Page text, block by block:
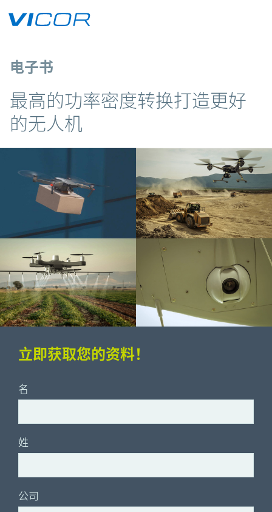
电子书
最高的功率密度转换打造更好
的无人机
立即获取您的资料！
名
姓
公司